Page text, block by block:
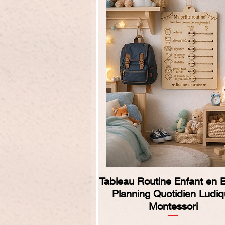
Quick View
Tableau Routine Enfant en
Planning Quotidien
Montessori